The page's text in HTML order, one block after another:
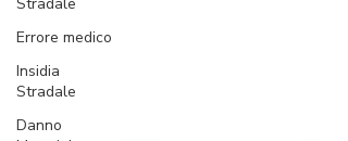
Errore medico
Insidia
Stradale
Danno